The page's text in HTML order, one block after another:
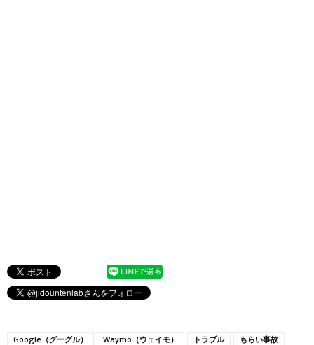
Google（グーグル） Waymo（ウェイモ） トラブル
もらい事故